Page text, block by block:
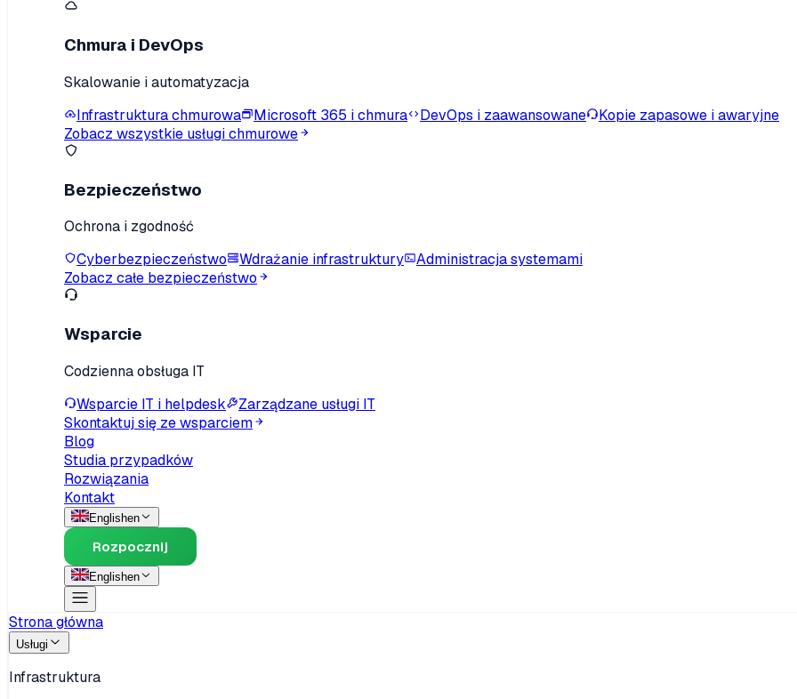
Chmura i DevOps
Skalowanie i automatyzacja
Infrastruktura chmurowa
Microsoft 365 i chmura DevOps i zaawansowane
Kopie zapasowe i awaryjne
Zobacz wszystkie usługi chmurowe
Bezpieczeństwo
Ochrona i zgodność
Cyberbezpieczeństwo
Wdrażanie infrastruktury
Administracja systemami
Zobacz całe bezpieczeństwo
Wsparcie
Codzienna obsługa IT
Wsparcie IT i helpdesk
Zarządzane usługi IT
Skontaktuj się ze wsparciem
Blog
Studia przypadków
Rozwiązania
Kontakt
Englishen
Rozpocznij
Englishen
Strona główna
Usługi
Infrastruktura